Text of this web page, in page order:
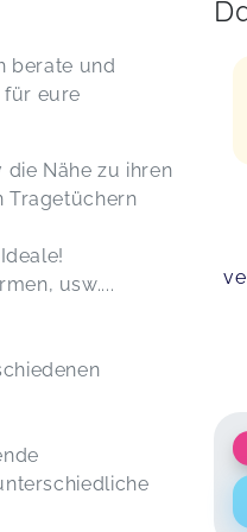
berate und
für eure
Nähe zu ihren
Tragetüchern
usw....